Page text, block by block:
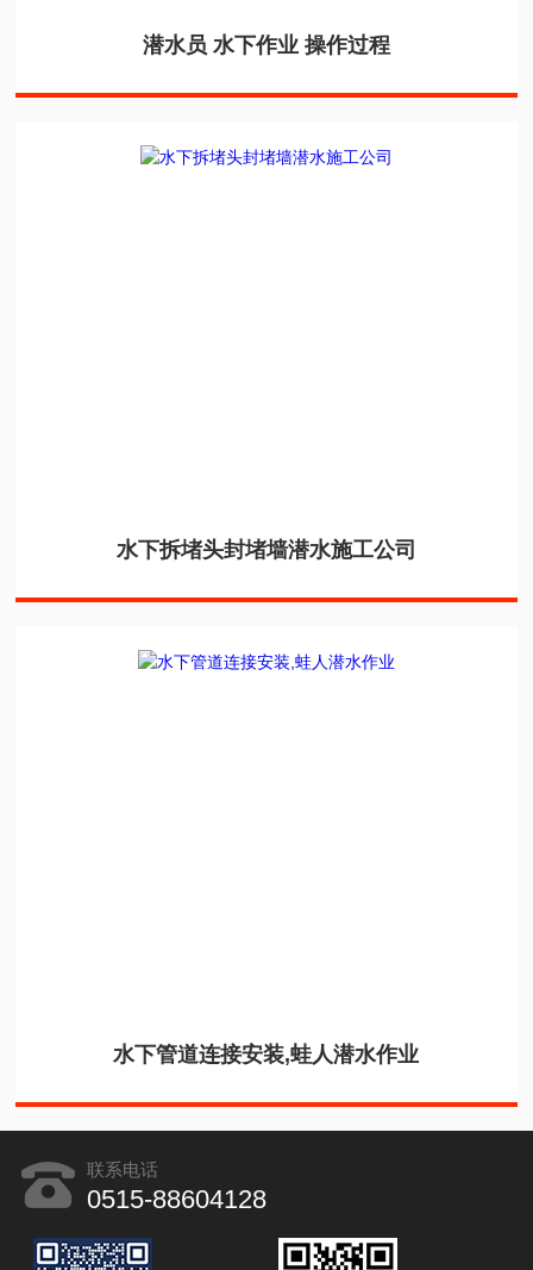
潜水员 水下作业 操作过程
水下拆堵头封堵墙潜水施工公司
水下管道连接安装,蛙人潜水作业
联系电话
0515-88604128